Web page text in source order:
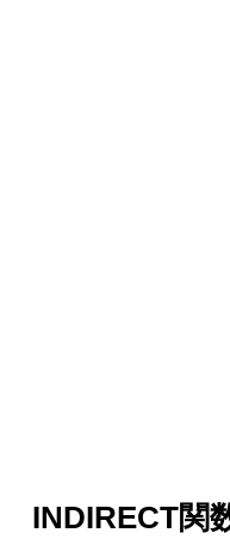
INDIRECT関